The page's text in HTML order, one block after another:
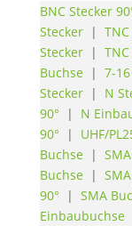
BNC Stecker
Stecker|
Stecker|
Buchse | 7-
Stecker| N
90° | N
90° | UHF/
Buchse |
Buchse |
90° | SMA
Einbaubuchse